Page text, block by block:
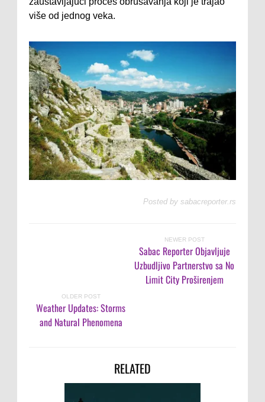
više od jednog veka.
Posted by sabacreporter.rs
NEWER POST
Sabac Reporter Objavljuje
Uzbudljivo Partnerstvo sa No
Limit City Proširenjem
OLDER POST
Weather Updates: Storms
and Natural Phenomena
RELATED